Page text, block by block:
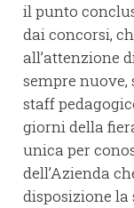
il punto
dai concorsi,
all’attenzione
sempre
staff
giorni della
unica per
dell’Azienda
disposizione